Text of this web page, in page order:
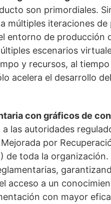
son primordiales.
iteraciones
entorno de
escenarios
y recursos, al
acelera el desarrollo
con gráficos de
las autoridades
por
toda la
acceso a un
con mayor